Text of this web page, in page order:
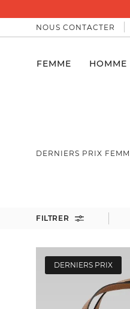
NOUS CONTACTER
FEMME HOMME
DERNIERS PRIX
FILTRER
DERNIERS PRIX